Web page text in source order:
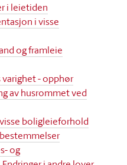
i leietiden
i visse
og framleie
- opphør
av husrommet ved
boligleieforhold
og